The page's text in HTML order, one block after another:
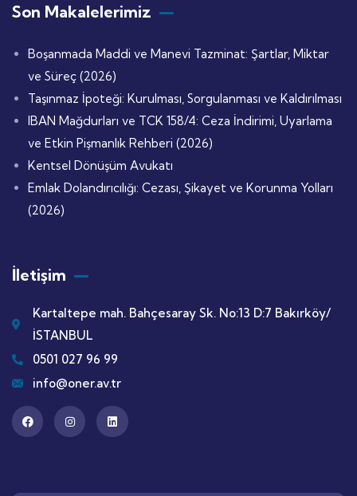
Son Makalelerimiz
Boşanmada Maddi ve Manevi Tazminat: Şartlar, Miktar
ve Süreç (2026)
Taşınmaz İpoteği: Kurulması, Sorgulanması ve Kaldırılması
IBAN Mağdurları ve TCK 158/4: Ceza İndirimi, Uyarlama
ve Etkin Pişmanlık Rehberi (2026)
Kentsel Dönüşüm Avukatı
Emlak Dolandırıcılığı: Cezası, Şikayet ve Korunma Yolları
(2026)
İletişim
Kartaltepe mah. Bahçesaray Sk. No:13 D:7 Bakırköy/
İSTANBUL
0501 027 96 99
info@oner.av.tr